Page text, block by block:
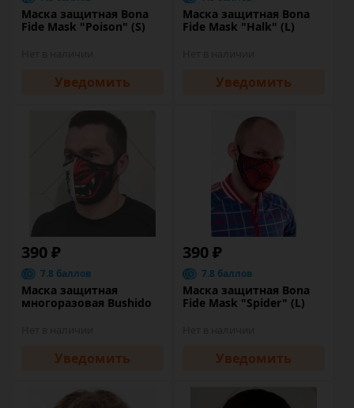
Маска защитная Bona
Fide Mask "Poison" (S)
Уведомить
Маска защитная Bona
Fide Mask "Halk" (L)
Уведомить
390 ₽
7.8 баллов
Маска защитная
многоразовая Bushido
Уведомить
390 ₽
7.8 баллов
Маска защитная Bona
Fide Mask "Spider" (L)
Уведомить